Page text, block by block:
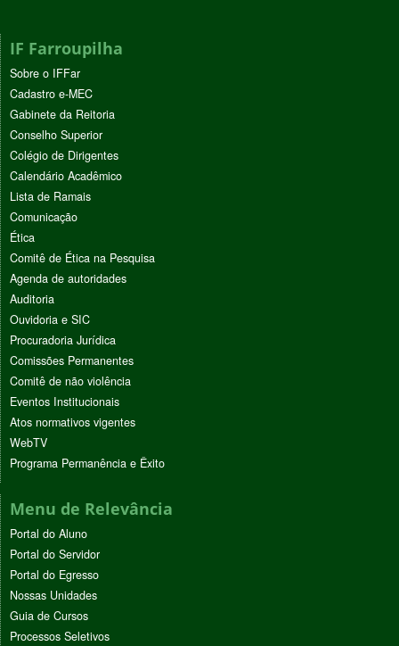
IF Farroupilha
Sobre o IFFar
Cadastro e-MEC
Gabinete da Reitoria
Conselho Superior
Colégio de Dirigentes
Calendário Acadêmico
Lista de Ramais
Comunicação
Ética
Comitê de Ética na Pesquisa
Agenda de autoridades
Auditoria
Ouvidoria e SIC
Procuradoria Jurídica
Comissões Permanentes
Comitê de não violência
Eventos Institucionais
Atos normativos vigentes
WebTV
Programa Permanência e Êxito
Menu de Relevância
Portal do Aluno
Portal do Servidor
Portal do Egresso
Nossas Unidades
Guia de Cursos
Processos Seletivos